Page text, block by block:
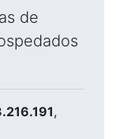
de
,